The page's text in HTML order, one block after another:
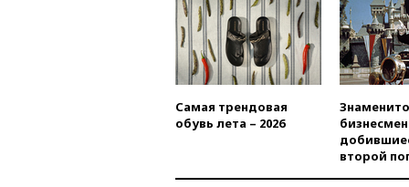
Самая трендовая
обувь лета – 2026
второй